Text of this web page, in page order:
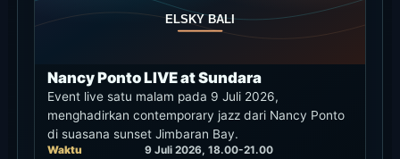
Cara Reservasi dan Jalur
Booking yang Disarankan
Sundara dapat menangani dining reguler, Sunday
Pink Brunch, A Day At The Bay, serta
pertanyaan daybed atau akses pool lewat form
reservasi resmi. Untuk availability mendesak,